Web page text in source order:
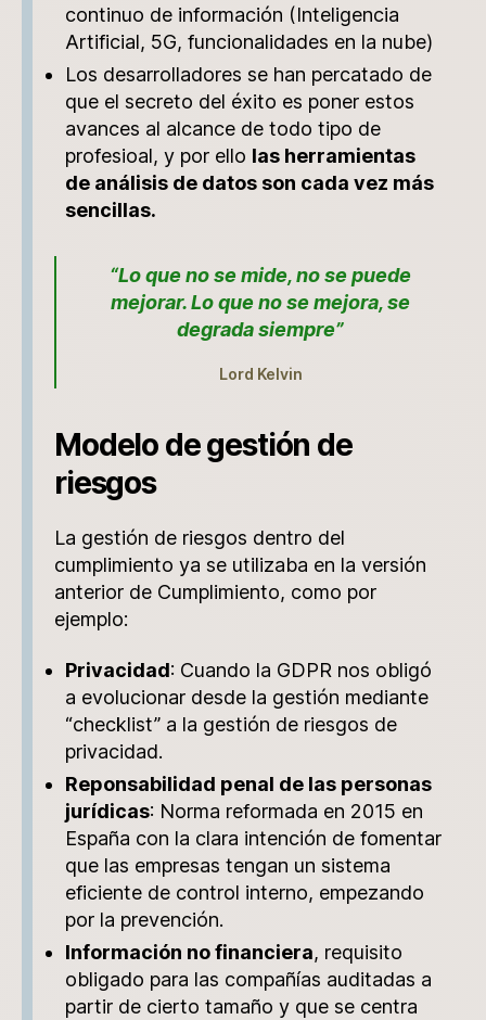
continuo de información (Inteligencia
Artificial, 5G, funcionalidades en la nube)
Los desarrolladores se han percatado de
que el secreto del éxito es poner estos
avances al alcance de todo tipo de
profesioal, y por ello las herramientas
de análisis de datos son cada vez más
sencillas.
“Lo que no se mide, no se puede
mejorar. Lo que no se mejora, se
degrada siempre”
Lord Kelvin
Modelo de gestión de
riesgos
La gestión de riesgos dentro del
cumplimiento ya se utilizaba en la versión
anterior de Cumplimiento, como por
ejemplo:
Privacidad: Cuando la GDPR nos obligó
a evolucionar desde la gestión mediante
“checklist” a la gestión de riesgos de
privacidad.
Reponsabilidad penal de las personas
jurídicas: Norma reformada en 2015 en
España con la clara intención de fomentar
que las empresas tengan un sistema
eficiente de control interno, empezando
por la prevención.
Información no financiera, requisito
obligado para las compañías auditadas a
partir de cierto tamaño y que se centra